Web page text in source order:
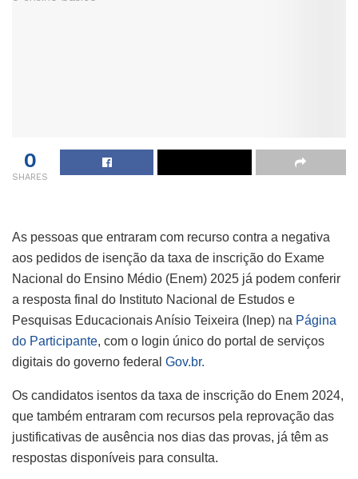
0
SHARES
As pessoas que entraram com recurso contra a negativa
aos pedidos de isenção da taxa de inscrição do Exame
Nacional do Ensino Médio (Enem) 2025 já podem conferir
a resposta final do Instituto Nacional de Estudos e
Pesquisas Educacionais Anísio Teixeira (Inep) na Página
do Participante, com o login único do portal de serviços
digitais do governo federal Gov.br.
Os candidatos isentos da taxa de inscrição do Enem 2024,
que também entraram com recursos pela reprovação das
justificativas de ausência nos dias das provas, já têm as
respostas disponíveis para consulta.